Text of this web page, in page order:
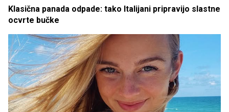
Klasična panada odpade: tako Italijani pripravijo slastne
ocvrte bučke